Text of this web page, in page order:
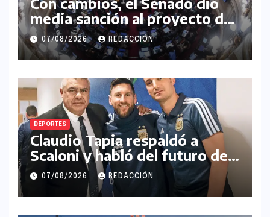
media sanción al proyecto de
Inviolabilidad de la Propiedad
Privada
07/08/2026 REDACCIÓN
DEPORTES
Claudio Tapia respaldó a
Scaloni y habló del futuro de
Messi en la Selección
Argentina
07/08/2026 REDACCIÓN